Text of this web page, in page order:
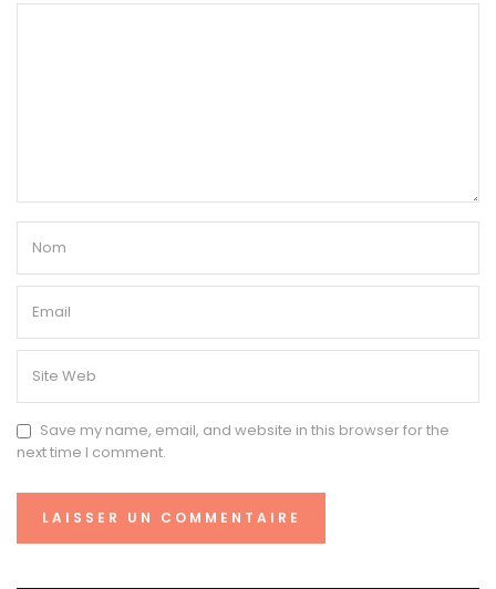
Save my name, email, and website in this browser for the
next time I comment.